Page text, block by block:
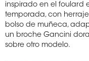
inspirado en el foulard
temporada, con
bolso de muñeca,
un broche Gancini
sobre otro modelo.